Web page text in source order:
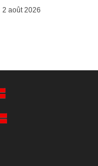
2 août 2026